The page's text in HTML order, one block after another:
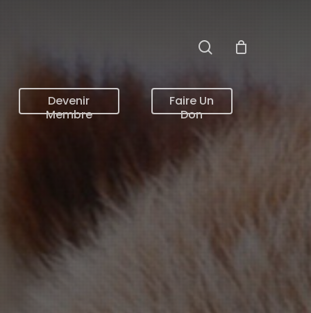
Devenir
Membre
Faire Un
Don